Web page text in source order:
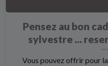
Pensez au bon
sylvestre ...
Vous pouvez offrir pour